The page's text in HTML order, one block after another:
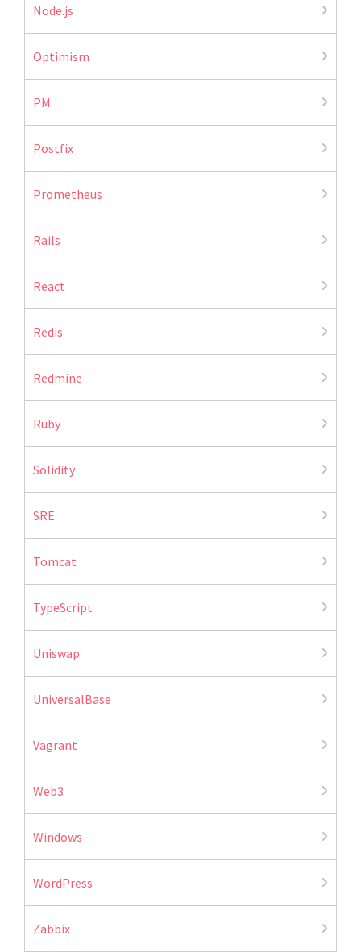
Node.js
Optimism
PM
Postfix
Prometheus
Rails
React
Redis
Redmine
Ruby
Solidity
SRE
Tomcat
TypeScript
Uniswap
UniversalBase
Vagrant
Web3
Windows
WordPress
Zabbix